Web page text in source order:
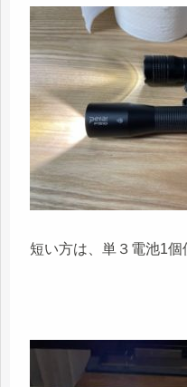
短い方は、単３電池1個